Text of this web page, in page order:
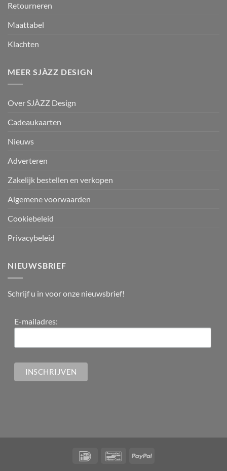
Retourneren
Maattabel
Klachten
MEER SJÀZZ DESIGN
Over SJÀZZ Design
Cadeaukaarten
Nieuws
Adverteren
Zakelijk bestellen en verkopen
Algemene voorwaarden
Cookiebeleid
Privacybeleid
NIEUWSBRIEF
Schrijf u in voor onze nieuwsbrief!
E-mailadres: